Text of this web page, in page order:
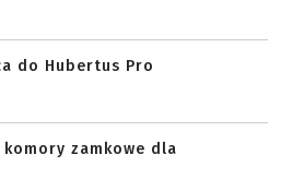
do Hubertus Pro
zamkowe dla